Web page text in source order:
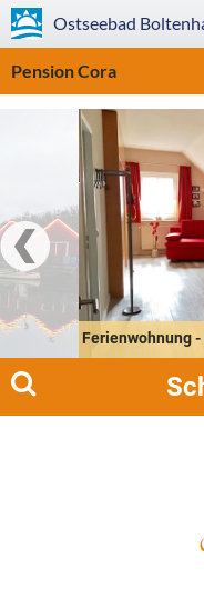
Ostseebad
Pension Cora
Ferienwohnung